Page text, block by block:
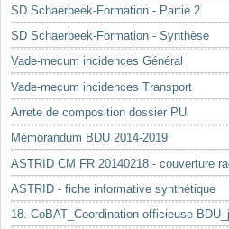
SD Schaerbeek-Formation - Partie 2
SD Schaerbeek-Formation - Synthèse
Vade-mecum incidences Général
Vade-mecum incidences Transport
Arrete de composition dossier PU
Mémorandum BDU 2014-2019
ASTRID CM FR 20140218 - couverture
ASTRID - fiche informative synthétique
18. CoBAT_Coordination officieuse